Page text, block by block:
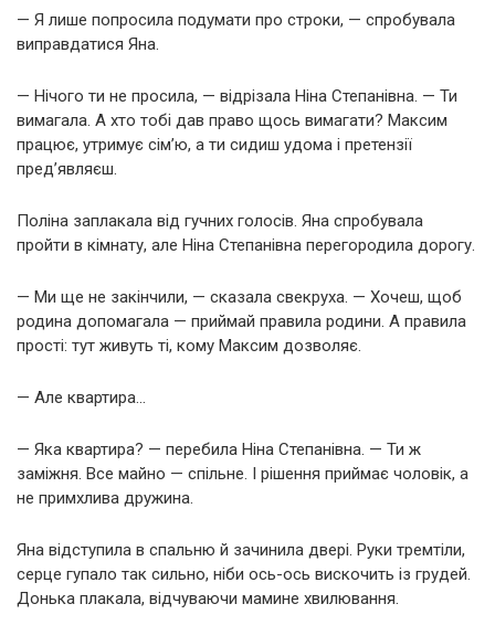
— Я лише попросила подумати про строки, — спробувала
виправдатися Яна.
— Нічого ти не просила, — відрізала Ніна Степанівна. — Ти
вимагала. А хто тобі дав право щось вимагати? Максим
працює, утримує сім’ю, а ти сидиш удома і претензії
пред’являєш.
Поліна заплакала від гучних голосів. Яна спробувала
пройти в кімнату, але Ніна Степанівна перегородила дорогу.
— Ми ще не закінчили, — сказала свекруха. — Хочеш, щоб
родина допомагала — приймай правила родини. А правила
прості: тут живуть ті, кому Максим дозволяє.
— Але квартира…
— Яка квартира? — перебила Ніна Степанівна. — Ти ж
заміжня. Все майно — спільне. І рішення приймає чоловік, а
не примхлива дружина.
Яна відступила в спальню й зачинила двері. Руки тремтіли,
серце гупало так сильно, ніби ось-ось вискочить із грудей.
Донька плакала, відчуваючи мамине хвилювання.